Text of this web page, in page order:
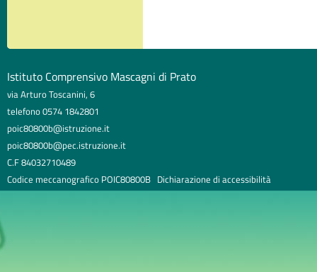
Istituto Comprensivo Mascagni di Prato
via Arturo Toscanini, 6
telefono 0574 1842801
poic80800b@istruzione.it
poic80800b@pec.istruzione.it
C.F 84032710489
Codice meccanografico POIC80800B Dichiarazione di accessibilità